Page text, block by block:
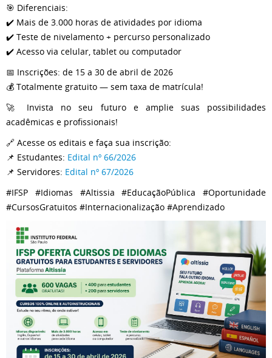
🎯 Diferenciais:
✔️ Mais de 3.000 horas de atividades por idioma
✔️ Teste de nivelamento + percurso personalizado
✔️ Acesso via celular, tablet ou computador
📅 Inscrições: de 15 a 30 de abril de 2026
💰 Totalmente gratuito — sem taxa de matrícula!
🚀 Invista no seu futuro e amplie suas possibilidades
acadêmicas e profissionais!
🔗 Acesse os editais e faça sua inscrição:
📌 Estudantes: Edital nº 66/2026
📌 Servidores: Edital nº 67/2026
#IFSP #Idiomas #Altissia #EducaçãoPública #Oportunidade
#CursosGratuitos #Internacionalização #Aprendizado